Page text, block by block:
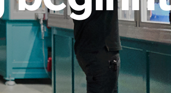
Stecksystem für industrielle Anwendungen –
und zukunftsfähig.